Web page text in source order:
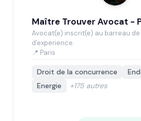
Maître Trouver Avocat -
Avocat(e) inscrit(e) au barreau de
d'experience.
📍 Paris
Droit de la concurrence
Energie
+175 autres